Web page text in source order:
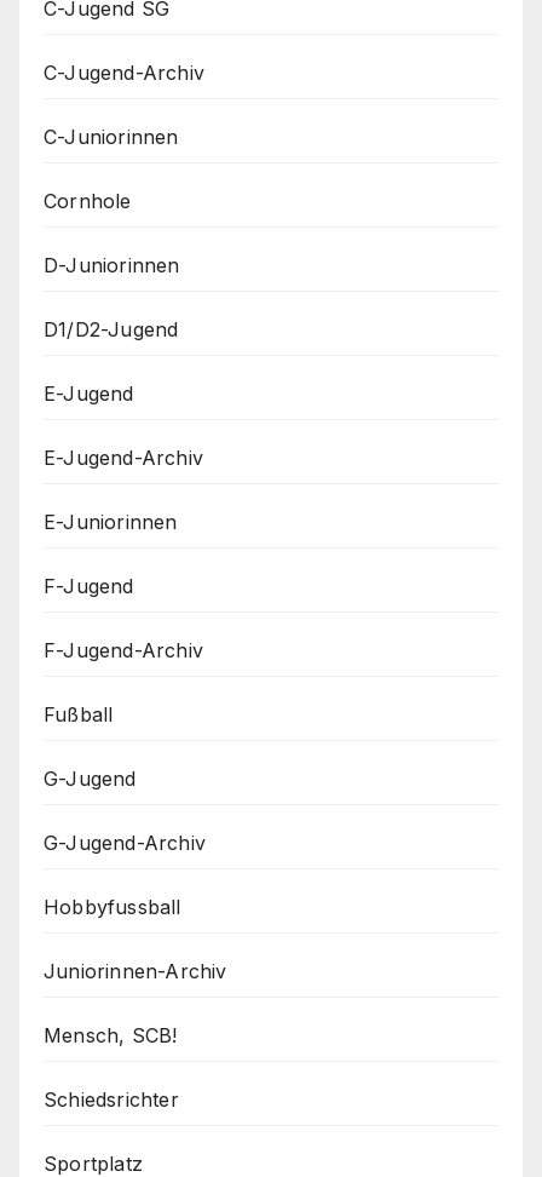
C-Jugend SG
C-Jugend-Archiv
C-Juniorinnen
Cornhole
D-Juniorinnen
D1/D2-Jugend
E-Jugend
E-Jugend-Archiv
E-Juniorinnen
F-Jugend
F-Jugend-Archiv
Fußball
G-Jugend
G-Jugend-Archiv
Hobbyfussball
Juniorinnen-Archiv
Mensch, SCB!
Schiedsrichter
Sportplatz